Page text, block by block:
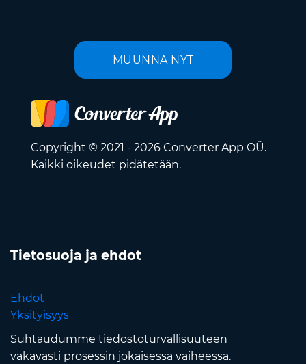
MUUNNA NYT
Copyright © 2021 - 2026 Converter App OÜ.
Kaikki oikeudet pidätetään.
Tietosuoja ja ehdot
Ehdot
Yksityisyys
Suhtaudumme tiedostoturvallisuuteen
vakavasti prosessin jokaisessa vaiheessa.